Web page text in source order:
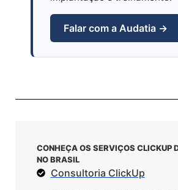
Falar com a Audatia →
CONHEÇA OS SERVIÇOS CLICKUP
NO BRASIL
Consultoria ClickUp